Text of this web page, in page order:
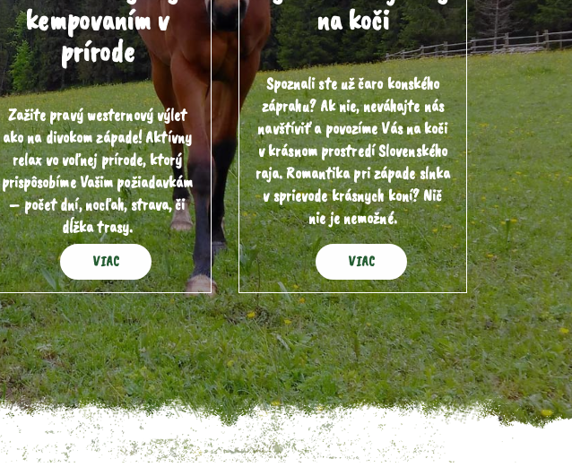
kempovaním v
prírode
Zažite pravý westernový výlet
ako na divokom západe! Aktívny
relax vo voľnej prírode, ktorý
prispôsobíme Vašim požiadavkám
– počet dní, nocľah, strava, či
dĺžka trasy.
VIAC
na koči
Spoznali ste už čaro konského
záprahu? Ak nie, neváhajte nás
navštíviť a povozíme Vás na koči
v krásnom prostredí Slovenského
raja. Romantika pri západe slnka
v sprievode krásnych koní? Nič
nie je nemožné.
VIAC